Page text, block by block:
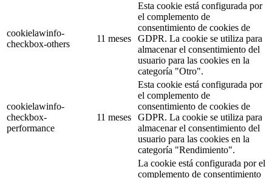
cookielawinfo-
checkbox-others
11 meses
Esta cookie está configurada por
el complemento de
consentimiento de cookies de
GDPR. La cookie se utiliza para
almacenar el consentimiento del
usuario para las cookies en la
categoría "Otro".
cookielawinfo-
checkbox-
performance
11 meses
Esta cookie está configurada por
el complemento de
consentimiento de cookies de
GDPR. La cookie se utiliza para
almacenar el consentimiento del
usuario para las cookies en la
categoría "Rendimiento".
La cookie está configurada por el
complemento de consentimiento